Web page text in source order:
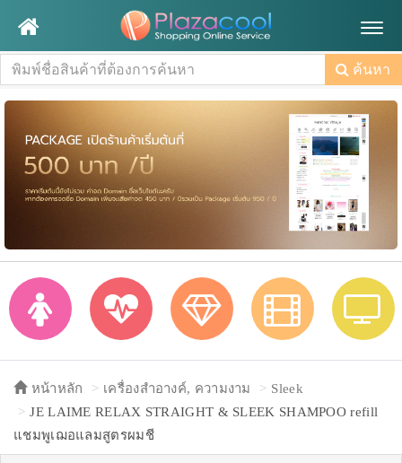
ค้นหา
หน้าหลัก เครื่องสำอางค์, ความงาม
Sleek
JE LAIME RELAX STRAIGHT & SLEEK SHAMPOO refill
แชมพูเฌอแลมสูตรผมชี